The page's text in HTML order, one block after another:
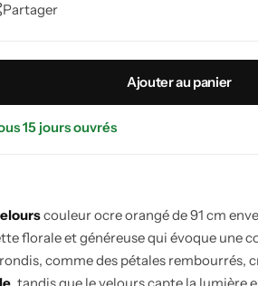
Partager
Ajouter au panier
15 jours ouvrés
couleur ocre orangé de 91 cm
florale et généreuse qui évoque une
comme des pétales rembourrés,
, tandis que le velours capte la lumière